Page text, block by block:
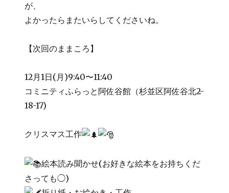
が、
よかったらまたいらしてくださいね。
【次回のままころ】
12月1日(月)9:40〜11:40
コミニティふらっと阿佐谷館（杉並区阿佐谷北2-
18-17)
クリスマス工作
絵本読み聞かせ(お好きな絵本をお持ちくだ
さっても◯)